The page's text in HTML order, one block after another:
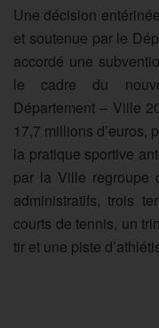
Une décision
et soutenue par le
accordé une
le cadre du
Département – Ville
17,7 millions d’euros,
la pratique sportive
par la Ville regroupe
administratifs, trois
courts de tennis, un
tir et une piste